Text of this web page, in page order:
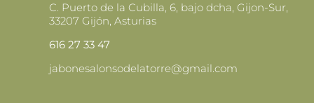
C. Puerto de la Cubilla, 6, bajo dcha, Gijon-Sur,
33207 Gijón, Asturias
616 27 33 47
jabonesalonsodelatorre@gmail.com